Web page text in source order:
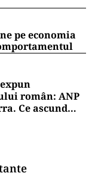
pe economia
român: ANP
Ce ascund